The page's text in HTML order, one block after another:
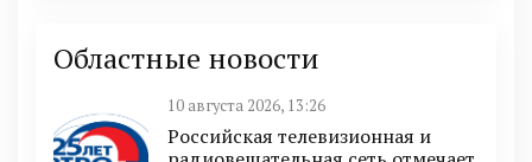
Областные новости
10 августа 2026, 13:26
Российская телевизионная и